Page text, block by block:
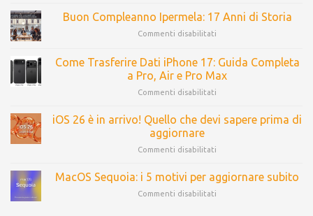
Buon Compleanno Ipermela: 17 Anni di Storia
Commenti disabilitati
Come Trasferire Dati iPhone 17: Guida Completa
a Pro, Air e Pro Max
Commenti disabilitati
iOS 26 è in arrivo! Quello che devi sapere prima di
aggiornare
Commenti disabilitati
MacOS Sequoia: i 5 motivi per aggiornare subito
Commenti disabilitati